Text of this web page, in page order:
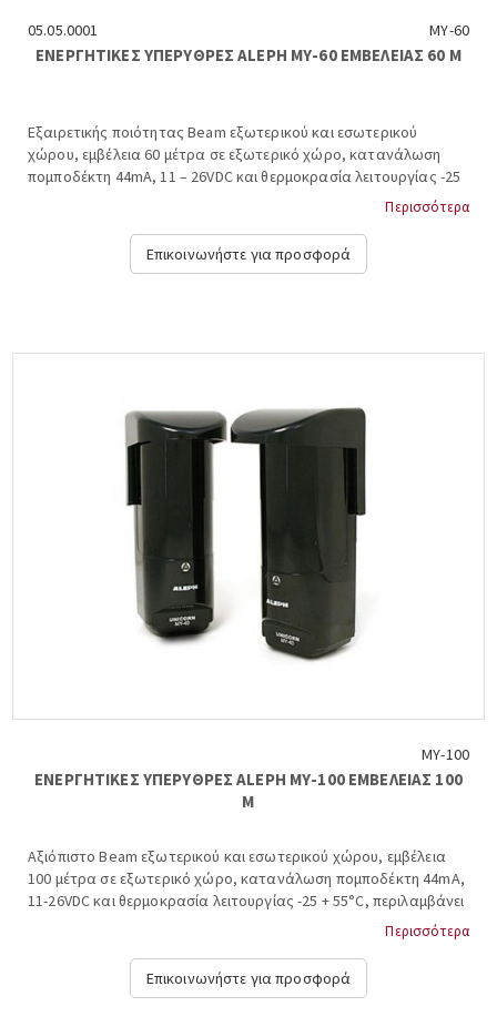
05.05.0001 ΜΥ-60
ΕΝΕΡΓΗΤΙΚΕΣ ΥΠΕΡΥΘΡΕΣ ALEPH ΜΥ-60 ΕΜΒΕΛΕΙΑΣ 60 Μ
Εξαιρετικής ποιότητας Beam εξωτερικού και εσωτερικού
χώρου, εμβέλεια 60 μέτρα σε εξωτερικό χώρο, κατανάλωση
πομποδέκτη 44mA, 11 – 26VDC και θερμοκρασία λειτουργίας -25
+ 55°C, περιλαμβάνει kit για στήριξη σε τοίχο ή κολώνα και
σκίαστρο (απαιτούμενη διάμετρος στύλου στήριξης 42,7
χιλιοστά), διαστάσεις υ*π*β: 20,1×7,2×7,5 εκατοστά. ALEPH,
Περισσότερα
Επικοινωνήστε για προσφορά
ΜΥ-100
ΕΝΕΡΓΗΤΙΚΕΣ ΥΠΕΡΥΘΡΕΣ ALEPH ΜΥ-100 ΕΜΒΕΛΕΙΑΣ 100
Μ
Αξιόπιστο Beam εξωτερικού και εσωτερικού χώρου, εμβέλεια
100 μέτρα σε εξωτερικό χώρο, κατανάλωση πομποδέκτη 44mA,
11-26VDC και θερμοκρασία λειτουργίας -25 + 55°C, περιλαμβάνει
kit για στήριξη σε τοίχο ή κολώνα και σκίαστρο (απαιτούμενη
διάμετρος στύλου στήριξης 42,7 χιλιοστά), διαστάσεις υ*π*β:
20,1×7,2×7,5 εκατοστά. ALEPH, ΜΥ-100....
Περισσότερα
Επικοινωνήστε για προσφορά